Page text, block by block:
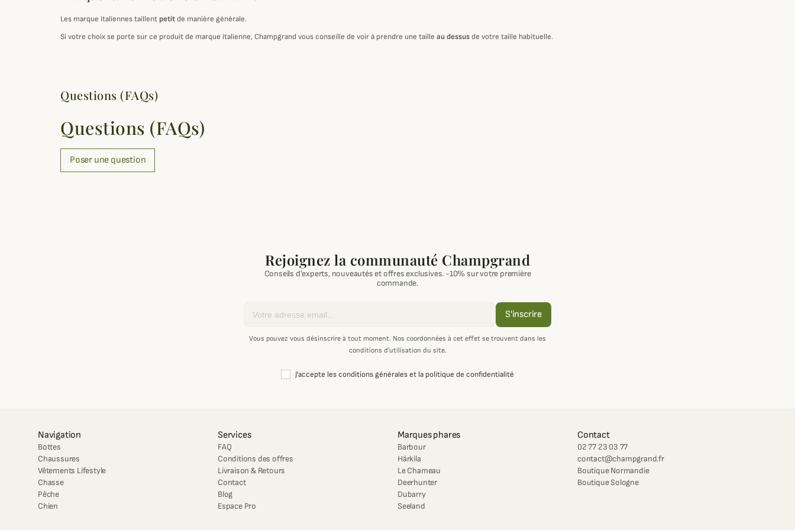
Les marque italiennes taillentpetitde manière générale.
Si votre choix se porte sur ce produit de marque italienne, Champgrand vous conseille de voir à prendre une taille au dessusde votre taille habituelle.
Questions (FAQs)
Questions (FAQs)
Poser une question
Rejoignez la communauté Champgrand
Conseils d'experts, nouveautés et offres exclusives. -10% sur votre première
commande.
S'inscrire
Vous pouvez vous désinscrire à tout moment. Nos coordonnées à cet effet se trouvent dans les
conditions d’utilisation du site.
J'accepte les conditions générales et la politique de confidentialité
Navigation
Bottes
Chaussures
Vêtements Lifestyle
Chasse
Pêche
Chien
Services
FAQ
Conditions des offres
Livraison & Retours
Contact
Blog
Espace Pro
Marques phares
Barbour
Härkila
Le Chameau
Deerhunter
Dubarry
Seeland
Contact
02 77 23 03 77
contact@champgrand.fr
Boutique Normandie
Boutique Sologne